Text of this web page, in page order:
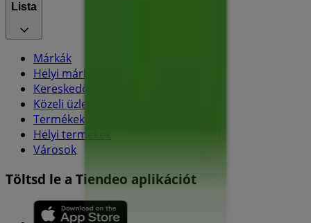
Lista
Márkák
Helyi márkák
Kereskedők
Közeli üzletek
Termékek
Helyi termékek
Városok
Töltsd le a Tiendeo aplikációt